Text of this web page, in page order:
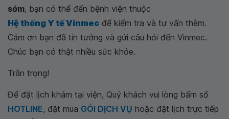
sớm, bạn có thể đến bệnh viện thuộc
Hệ thống Y tế Vinmec để kiểm tra và tư vấn thêm.
Cảm ơn bạn đã tin tưởng và gửi câu hỏi đến Vinmec.
Chúc bạn có thật nhiều sức khỏe.
Trân trọng!
Để đặt lịch khám tại viện, Quý khách vui lòng bấm số
HOTLINE, đặt mua GÓI DỊCH VỤ hoặc đặt lịch trực tiếp